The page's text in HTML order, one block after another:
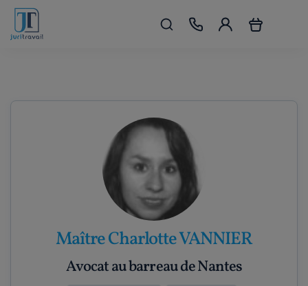
Maître Charlotte VANNIER
Avocat au barreau de Nantes